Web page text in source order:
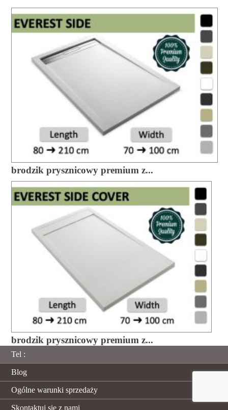
brodzik prysznicowy premium z...
brodzik prysznicowy premium z...
Tel :
Blog
Ogólne warunki sprzedaży
Skontaktuj się z nami